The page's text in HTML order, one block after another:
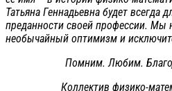
Татьяна Геннадьевна будет всегда
преданности своей профессии. Мы
необычайный оптимизм и
Помним. Любим.
Коллектив физико-